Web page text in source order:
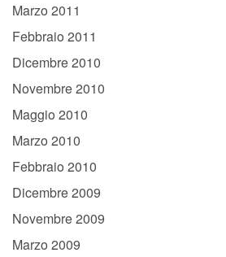
Marzo 2011
Febbraio 2011
Dicembre 2010
Novembre 2010
Maggio 2010
Marzo 2010
Febbraio 2010
Dicembre 2009
Novembre 2009
Marzo 2009